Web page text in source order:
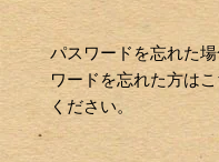
パスワードを忘れた
ワードを忘れた方は
ください。